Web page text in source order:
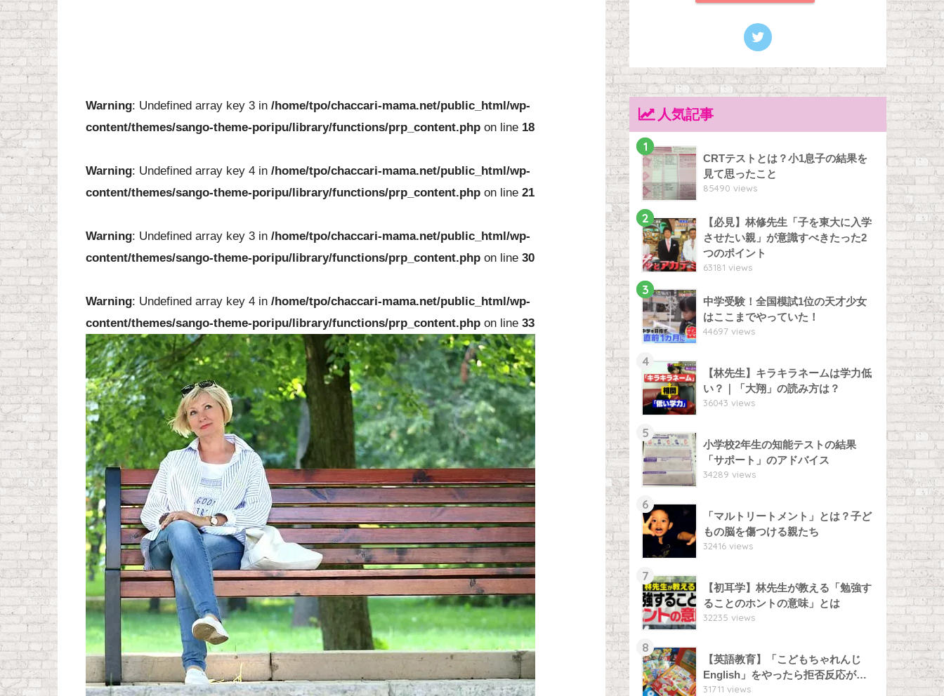
Warning: Undefined array key 3 in /home/tpo/chaccari-mama.net/public_html/wp-
content/themes/sango-theme-poripu/library/functions/prp_content.php on line 18
Warning: Undefined array key 4 in /home/tpo/chaccari-mama.net/public_html/wp-
content/themes/sango-theme-poripu/library/functions/prp_content.php on line 21
Warning: Undefined array key 3 in /home/tpo/chaccari-mama.net/public_html/wp-
content/themes/sango-theme-poripu/library/functions/prp_content.php on line 30
Warning: Undefined array key 4 in /home/tpo/chaccari-mama.net/public_html/wp-
content/themes/sango-theme-poripu/library/functions/prp_content.php on line 33
人気記事
1
CRTテストとは？小1息子の結果を
見て思ったこと
85490 views
2
【必見】林修先生「子を東大に入学
させたい親」が意識すべきたった2
つのポイント
63181 views
3
中学受験！全国模試1位の天才少女
はここまでやっていた！
44697 views
4
【林先生】キラキラネームは学力低
い？｜「大翔」の読み方は？
36043 views
5
小学校2年生の知能テストの結果
「サポート」のアドバイス
34289 views
6
「マルトリートメント」とは？子ど
もの脳を傷つける親たち
32416 views
7
【初耳学】林先生が教える「勉強す
ることのホントの意味」とは
32235 views
8
【英語教育】「こどもちゃれんじ
English」をやったら拒否反応が…
31711 views